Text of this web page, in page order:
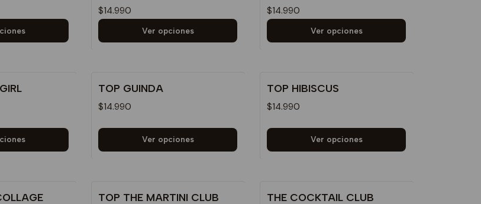
$14.990
Ver opciones
$14.990
Ver opciones
TOP GUINDA
$14.990
Ver opciones
TOP HIBISCUS
$14.990
Ver opciones
TOP THE MARTINI CLUB THE COCKTAIL CLUB